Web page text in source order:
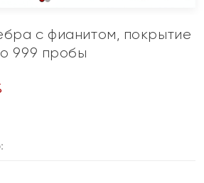
с фианитом, покрытие
999 пробы